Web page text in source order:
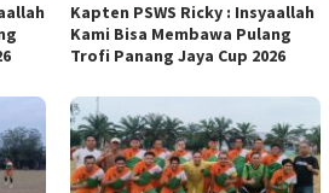
Kapten PSWS Ricky : Insyaallah
Kami Bisa Membawa Pulang
Trofi Panang Jaya Cup 2026